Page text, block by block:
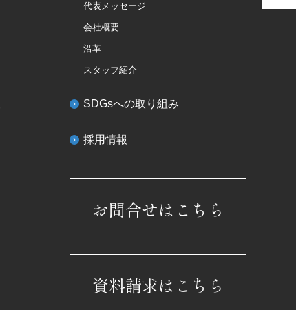
代表メッセージ
会社概要
沿革
スタッフ紹介
SDGsへの取り組み
採用情報
お問合せはこちら
資料請求はこちら